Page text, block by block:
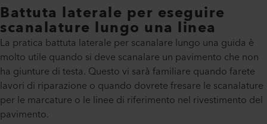
Battuta laterale per eseguire
scanalature lungo una linea
La pratica battuta laterale per scanalare lungo una guida è
molto utile quando si deve scanalare un pavimento che non
ha giunture di testa. Questo vi sarà familiare quando farete
lavori di riparazione o quando dovrete fresare le scanalature
per le marcature o le linee di riferimento nel rivestimento del
pavimento.